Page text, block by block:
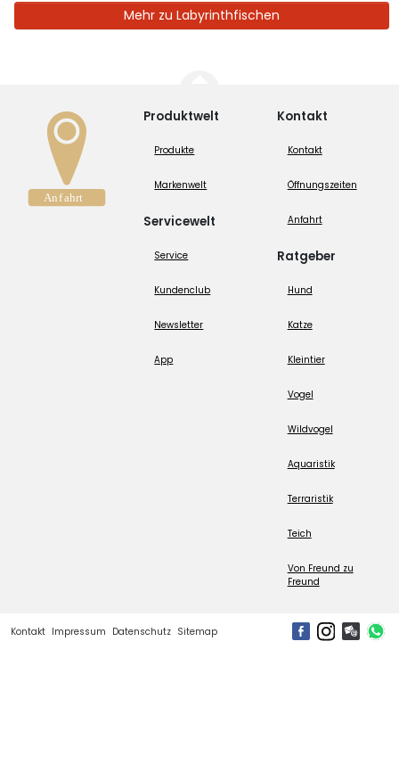
Mehr zu Labyrinthfischen
Produktwelt
Produkte
Markenwelt
Servicewelt
Service
Kundenclub
Newsletter
App
Kontakt
Kontakt
Öffnungszeiten
Anfahrt
Ratgeber
Hund
Katze
Kleintier
Vogel
Wildvogel
Aquaristik
Terraristik
Teich
Von Freund zu
Freund
Kontakt Impressum Datenschutz Sitemap